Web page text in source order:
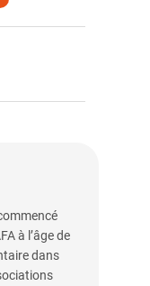
à l’âge de
dans